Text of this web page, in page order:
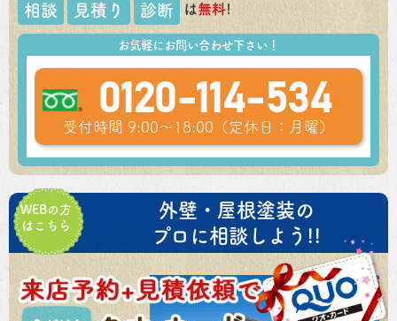
相談 見積り 診断 は無料!
お気軽にお問い合わせ下さい！
0120-114-534
受付時間 9:00～18:00（定休日：月曜）
WEBの方
はこちら
外壁・屋根塗装の
プロに相談しよう!!